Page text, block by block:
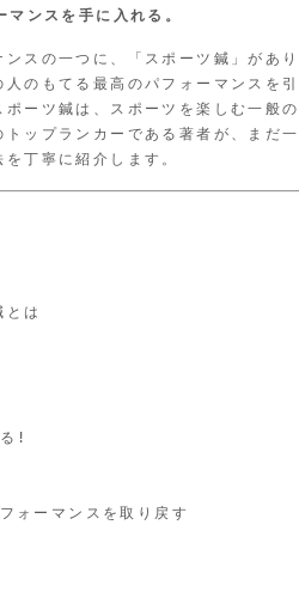
ンスを手に入れる。
スの一つに、「スポーツ鍼」があ
のもてる最高のパフォーマンスを引
ーツ鍼は、スポーツを楽しむ一般
ップランカーである著者が、まだ
丁寧に紹介します。
は
!
ーマンスを取り戻す